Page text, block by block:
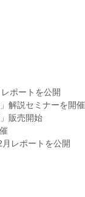
ポートを公開
解説セミナーを開催
販売開始
レポートを公開